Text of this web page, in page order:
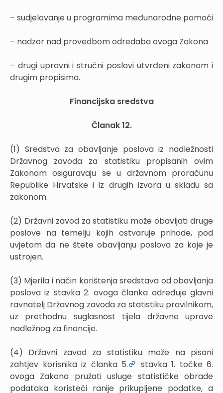
– sudjelovanje u programima međunarodne pomoći
– nadzor nad provedbom odredaba ovoga Zakona
– drugi upravni i stručni poslovi utvrđeni zakonom i
drugim propisima.
Financijska sredstva
Članak 12.
(1) Sredstva za obavljanje poslova iz nadležnosti
Državnog zavoda za statistiku propisanih ovim
Zakonom osiguravaju se u državnom proračunu
Republike Hrvatske i iz drugih izvora u skladu sa
zakonom.
(2) Državni zavod za statistiku može obavljati druge
poslove na temelju kojih ostvaruje prihode, pod
uvjetom da ne štete obavljanju poslova za koje je
ustrojen.
(3) Mjerila i način korištenja sredstava od obavljanja
poslova iz stavka 2. ovoga članka određuje glavni
ravnatelj Državnog zavoda za statistiku pravilnikom,
uz prethodnu suglasnost tijela državne uprave
nadležnog za financije.
(4) Državni zavod za statistiku može na pisani
zahtjev korisnika iz članka 5.
stavka 1. točke 6.
ovoga Zakona pružati usluge statističke obrade
podataka koristeći ranije prikupljene podatke, a